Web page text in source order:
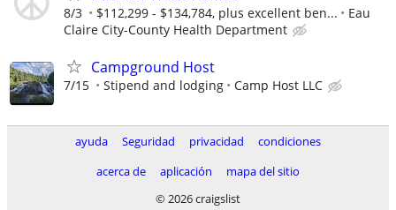
8/3 $112,299 - $134,784, plus excellent ben...
Eau
Claire City-County Health Department
Campground Host
7/15 Stipend and lodging Camp Host LLC
ayuda Seguridad privacidad
condiciones
acerca de
aplicación
mapa del sitio
© 2026 craigslist